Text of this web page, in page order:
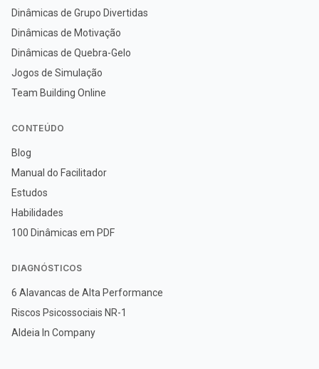
Dinâmicas de Grupo Divertidas
Dinâmicas de Motivação
Dinâmicas de Quebra-Gelo
Jogos de Simulação
Team Building Online
CONTEÚDO
Blog
Manual do Facilitador
Estudos
Habilidades
100 Dinâmicas em PDF
DIAGNÓSTICOS
6 Alavancas de Alta Performance
Riscos Psicossociais NR-1
Aldeia In Company